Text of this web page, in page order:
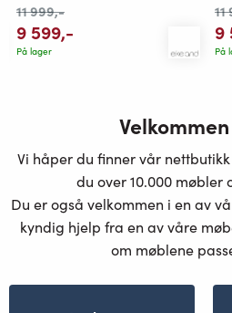
11 999,-
9 599,-
På lager
11
9
På
Vi håper du finner vår
du over 10.000 møbler
Du er også velkommen i en av
kyndig hjelp fra en av våre
om møblene